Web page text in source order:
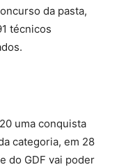
da pasta,
técnicos
uma conquista
categoria, em 28
do GDF vai poder